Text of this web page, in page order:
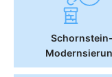
Schornstein-